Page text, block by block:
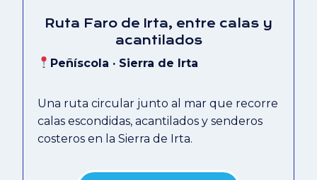
Ruta Faro de Irta, entre calas y
acantilados
Peñíscola · Sierra de Irta
Una ruta circular junto al mar que recorre
calas escondidas, acantilados y senderos
costeros en la Sierra de Irta.